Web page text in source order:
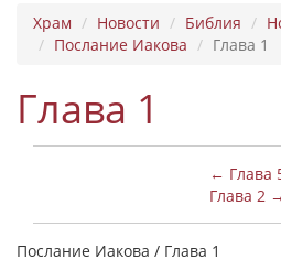
Храм Новости Библия
Послание Иакова
Глава 1
Глава 1
← Глава
Глава 2 →
Послание Иакова / Глава 1